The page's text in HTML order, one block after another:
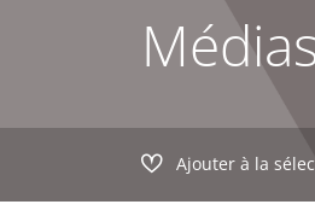
Ajouter à la